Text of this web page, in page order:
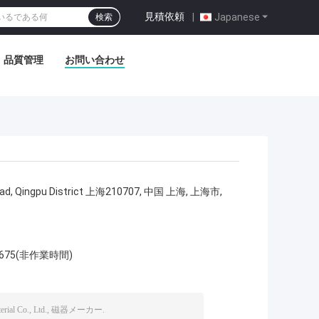
Japanese
見積依頼 |
検索
品質管理 お問い合わせ
Qingpu District 上海210707, 中国 上海, 上海市,
非作業時間)